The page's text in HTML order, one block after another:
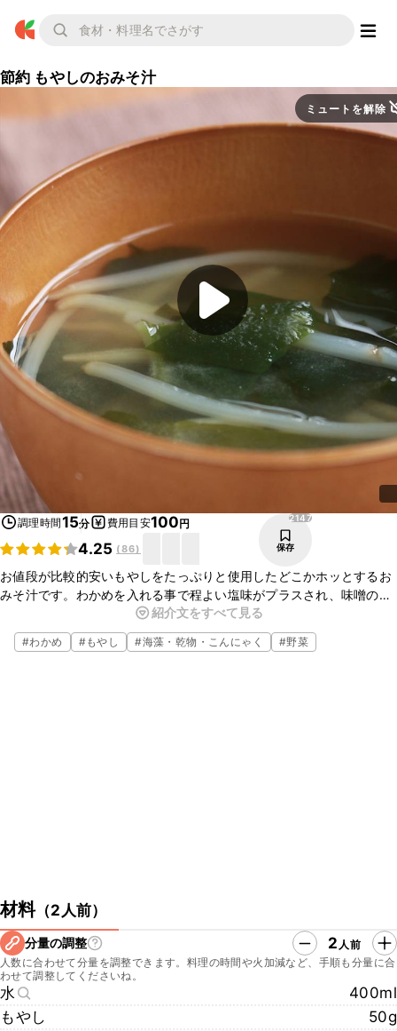
節約 もやしのおみそ汁
ミュートを解除
調理時間15分 費用目安100円
4.25 (86)
2147
保存
お値段が比較的安いもやしをたっぷりと使用したどこかホッとするお
みそ汁です。わかめを入れる事で程よい塩味がプラスされ、味噌の量
を抑える事が出来ます。とても簡単に作ることが出来ますので、ぜひ
お試し下さい。
紹介文をすべて見る
#わかめ #もやし #海藻・乾物・こんにゃく #野菜
材料（2人前）
分量の調整 2 人前
人数に合わせて分量を調整できます。料理の時間や火加減など、手順も分量に合
わせて調整してくださいね。
水
400ml
もやし
50g